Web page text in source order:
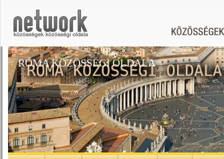
RÓMA KÖZÖSSÉGI OLDALA